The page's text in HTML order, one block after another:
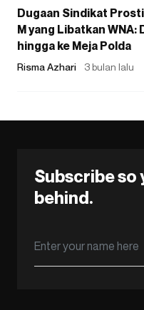
Dugaan Sindikat
M yang Libatkan WNA:
hingga ke Meja Polda
Risma Azhari 3 bulan lalu
Subscribe so
behind.